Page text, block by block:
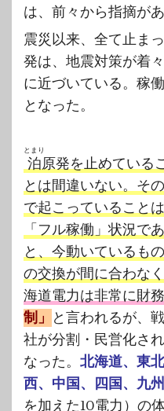
は、前々から指摘が
震災以来、全て止ま
発は、地震対策が着
に近づいている。稼
となった。
泊
とまり
原発を止めている
とは間違いない。そ
で起こっていること
「フル稼働」状況で
と、今動いているも
の交換が間に合わな
海道電力は非常に財
制」 と言われるが、
社が分割・民営化さ
なった。 北海道、東
西、中国、四国、九
を加えた10電力）の